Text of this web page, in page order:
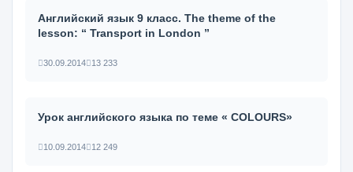
Английский язык 9 класс. The theme of the
lesson: “ Transport in London ”
30.09.2014 13 233
Урок английского языка по теме « COLOURS»
10.09.2014 12 249